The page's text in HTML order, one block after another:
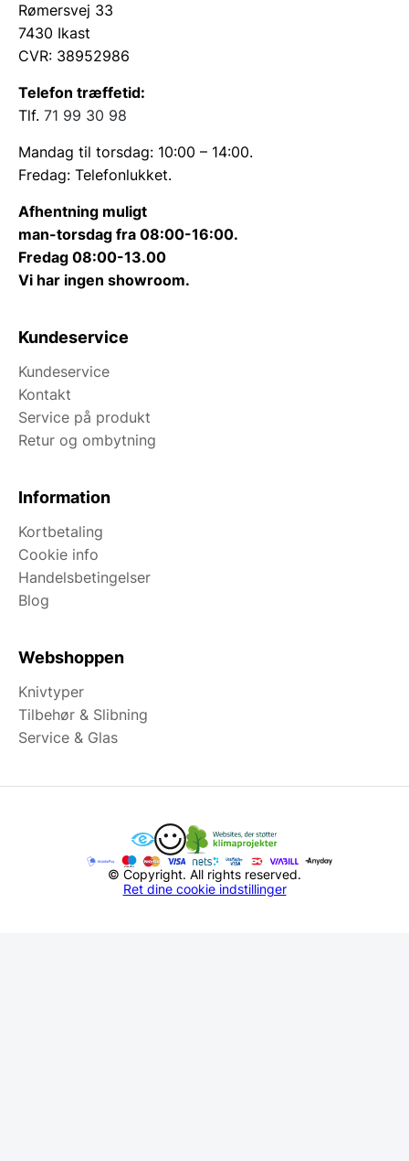
Rømersvej 33
7430 Ikast
CVR: 38952986
Telefon træffetid:
Tlf. 71 99 30 98
Mandag til torsdag: 10:00 – 14:00.
Fredag: Telefonlukket.
Afhentning muligt
man-torsdag fra 08:00-16:00.
Fredag 08:00-13.00
Vi har ingen showroom.
Kundeservice
Kundeservice
Kontakt
Service på produkt
Retur og ombytning
Information
Kortbetaling
Cookie info
Handelsbetingelser
Blog
Webshoppen
Knivtyper
Tilbehør & Slibning
Service & Glas
© Copyright. All rights reserved.
Ret dine cookie indstillinger